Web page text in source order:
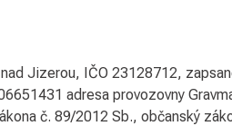
Jizerou, IČO 23128712,
adresa provozovny
č. 89/2012 Sb., občanský